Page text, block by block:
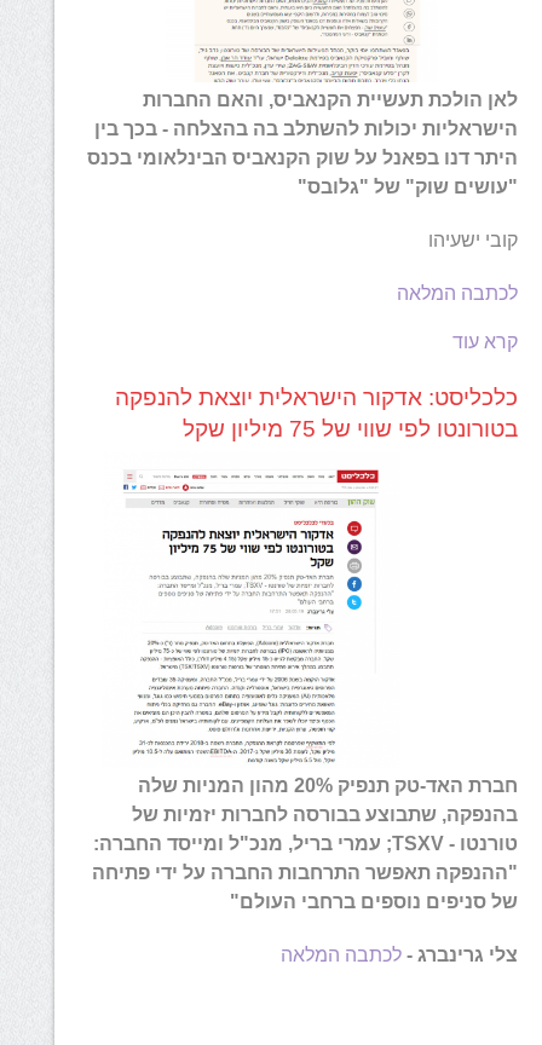
לאן הולכת תעשיית הקנאביס, והאם החברות
הישראליות יכולות להשתלב בה בהצלחה - בכך בין
היתר דנו בפאנל על שוק הקנאביס הבינלאומי בכנס
"עושים שוק" של "גלובס"
קובי ישעיהו
לכתבה המלאה
קרא עוד
כלכליסט: אדקור הישראלית יוצאת להנפקה
בטורונטו לפי שווי של 75 מיליון שקל
חברת האד-טק תנפיק 20% מהון המניות שלה
בהנפקה, שתבוצע בבורסה לחברות יזמיות של
טורנטו - TSXV; עמרי בריל, מנכ"ל ומייסד החברה:
"ההנפקה תאפשר התרחבות החברה על ידי פתיחה
של סניפים נוספים ברחבי העולם"
צלי גרינברג - לכתבה המלאה